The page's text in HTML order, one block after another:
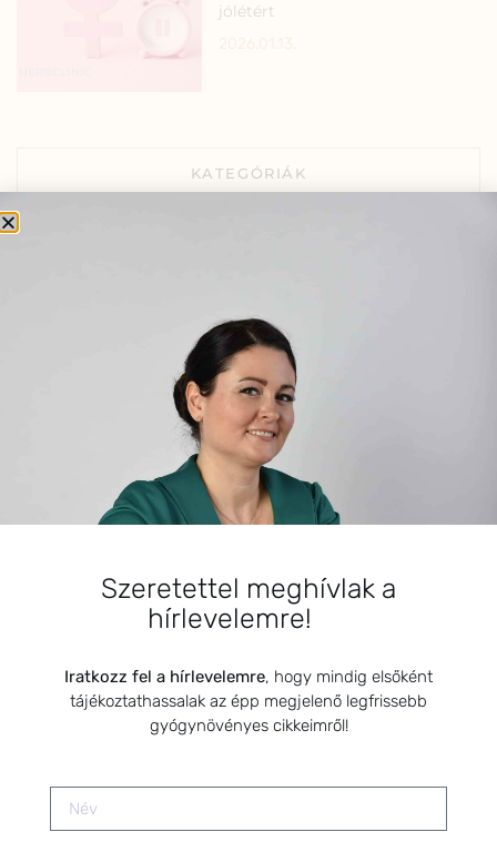
jólétért
KATEGÓRIÁK
Szoptató anyukák
Kisgyermekek
Időskorúak
Fiatal felnőttek
Csecsemők
Szeretettel meghívlak a
hírlevelemre!
Iratkozz fel a hírlevelemre, hogy mindig elsőként
tájékoztathassalak az épp megjelenő legfrissebb
gyógynövényes cikkeimről!